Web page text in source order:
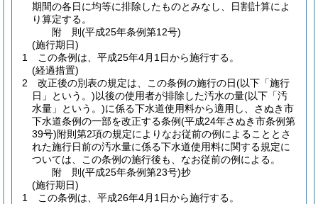
期間の各日に均等に排除したものとみなし、日割計算によ
り算定する。
附 則(平成25年条例第12号)
(施行期日)
1
この条例は、平成25年4月1日から施行する。
(経過措置)
2
改正後の別表の規定は、この条例の施行の日(以下「施行
日」という。)以後の使用者が排除した汚水の量(以下「汚
水量」という。)に係る下水道使用料から適用し、さぬき市
下水道条例の一部を改正する条例(平成24年さぬき市条例第
39号)附則第2項の規定によりなお従前の例によることとさ
れた施行日前の汚水量に係る下水道使用料に関する規定に
ついては、この条例の施行後も、なお従前の例による。
附 則(平成25年条例第23号)抄
(施行期日)
1
この条例は、平成26年4月1日から施行する。